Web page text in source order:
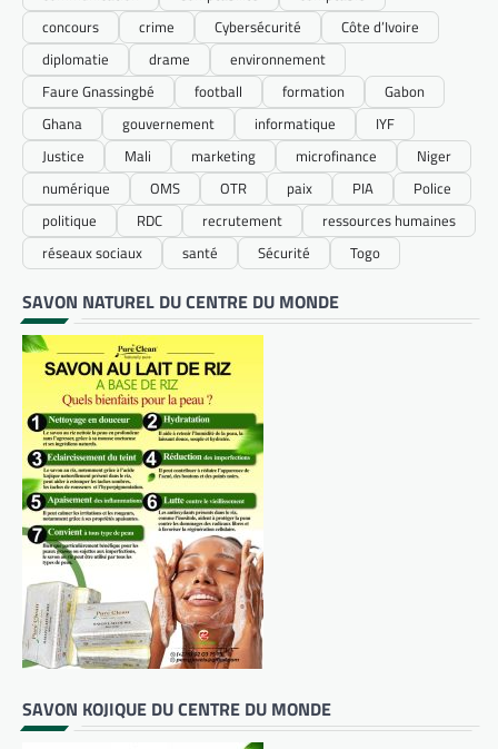
concours
crime Cybersécurité
Côte d’Ivoire
diplomatie
drame
environnement
Faure Gnassingbé
football formation
Gabon
Ghana
gouvernement informatique
IYF
Justice
Mali marketing microfinance
Niger
numérique
OMS OTR paix PIA
Police
politique
RDC recrutement
ressources humaines
réseaux sociaux
santé Sécurité Togo
SAVON NATUREL DU CENTRE DU MONDE
SAVON KOJIQUE DU CENTRE DU MONDE